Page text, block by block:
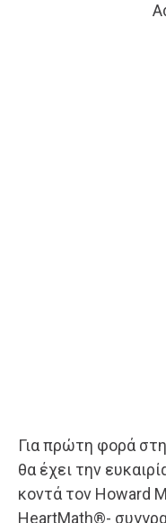
Για πρώτη φορά
θα έχει την
κοντά τον Howard
HeartMath®-